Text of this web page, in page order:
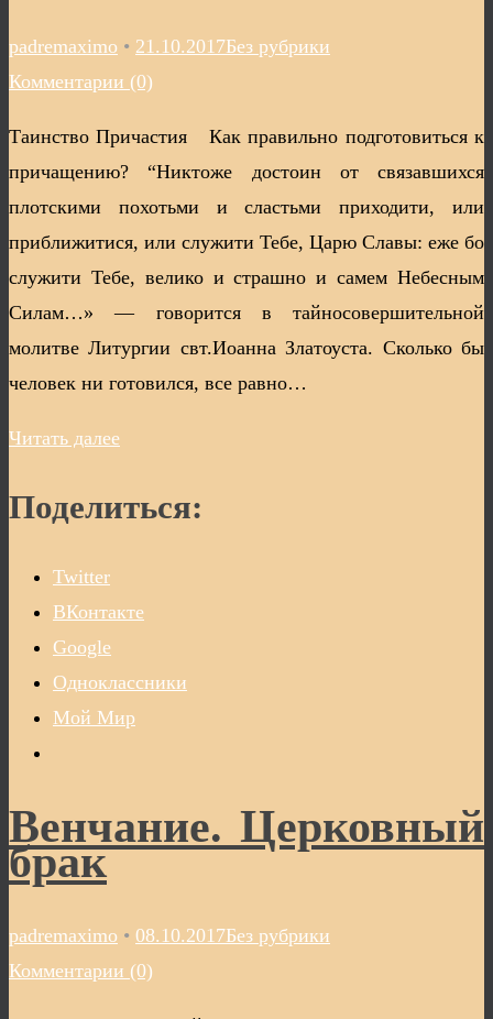
padremaximo • 21.10.2017Без рубрики
Комментарии (0)
Таинство Причастия Как правильно подготовиться к
причащению? “Никтоже достоин от связавшихся
плотскими похотьми и сластьми приходити, или
приближитися, или служити Тебе, Царю Славы: еже бо
служити Тебе, велико и страшно и самем Небесным
Силам…» — говорится в тайносовершительной
молитве Литургии свт.Иоанна Златоуста. Сколько бы
человек ни готовился, все равно…
Читать далее
Поделиться:
Twitter
ВКонтакте
Google
Одноклассники
Мой Мир
Венчание. Церковный
брак
padremaximo • 08.10.2017Без рубрики
Комментарии (0)